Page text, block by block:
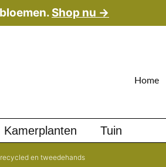
Shop nu →
Home
Kamerplanten Tuin
en tweedehands